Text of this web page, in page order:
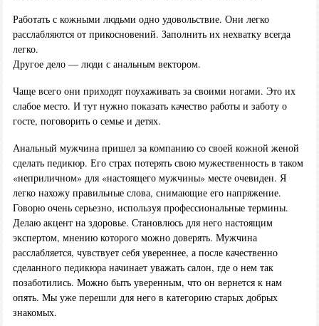
Работать с кожными людьми одно удовольствие. Они легко
расслабляются от прикосновений. Заполнить их нехватку всегда
легко.
Другое дело — люди с анальным вектором.
Чаще всего они приходят поухаживать за своими ногами. Это их
слабое место. И тут нужно показать качество работы и заботу о
госте, поговорить о семье и детях.
Анальный мужчина пришел за компанию со своей кожной женой
сделать педикюр. Его страх потерять свою мужественность в таком
«неприличном» для «настоящего мужчины» месте очевиден. Я
легко нахожу правильные слова, снимающие его напряжение.
Говорю очень серьезно, используя профессиональные термины.
Делаю акцент на здоровье. Становлюсь для него настоящим
экспертом, мнению которого можно доверять. Мужчина
расслабляется, чувствует себя увереннее, а после качественно
сделанного педикюра начинает уважать салон, где о нем так
позаботились. Можно быть уверенным, что он вернется к нам
опять. Мы уже перешли для него в категорию старых добрых
знакомых.